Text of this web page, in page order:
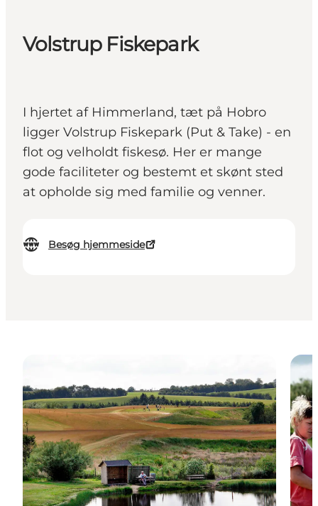
Volstrup Fiskepark
I hjertet af Himmerland, tæt på Hobro
ligger Volstrup Fiskepark (Put & Take) - en
flot og velholdt fiskesø. Her er mange
gode faciliteter og bestemt et skønt sted
at opholde sig med familie og venner.
Besøg hjemmeside